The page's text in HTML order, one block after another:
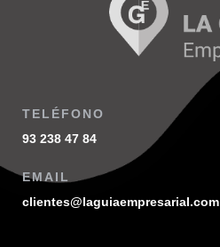
TELÉFONO
93 238 47 84
EMAIL
clientes@laguiaempresarial.com